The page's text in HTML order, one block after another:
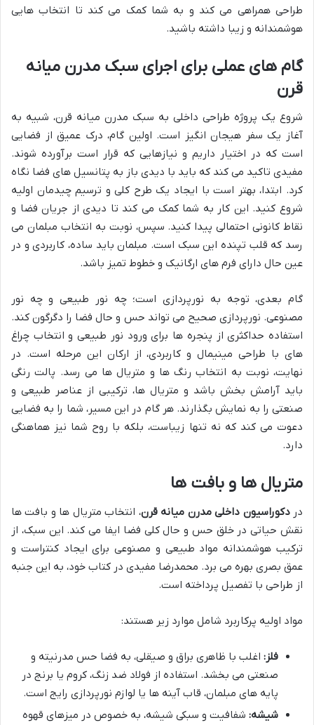
طراحی همراهی می کند و به شما کمک می کند تا انتخاب هایی
هوشمندانه و زیبا داشته باشید.
گام های عملی برای اجرای سبک مدرن میانه
قرن
شروع یک پروژه طراحی داخلی به سبک مدرن میانه قرن، شبیه به
آغاز یک سفر هیجان انگیز است. اولین گام، درک عمیق از فضایی
است که در اختیار داریم و نیازهایی که قرار است برآورده شوند.
مفیدی تاکید می کند که باید با دیدی باز به پتانسیل های فضا نگاه
کرد. ابتدا، بهتر است با ایجاد یک طرح کلی و ترسیم چیدمان اولیه
شروع کنید. این کار به شما کمک می کند تا دیدی از جریان فضا و
نقاط کانونی احتمالی پیدا کنید. سپس، نوبت به انتخاب مبلمان می
رسد که قلب تپنده این سبک است. مبلمان باید ساده، کاربردی و در
عین حال دارای فرم های ارگانیک و خطوط تمیز باشد.
گام بعدی، توجه به نورپردازی است؛ چه نور طبیعی و چه نور
مصنوعی. نورپردازی صحیح می تواند حس و حال فضا را دگرگون کند.
استفاده حداکثری از پنجره ها برای ورود نور طبیعی و انتخاب چراغ
های با طراحی مینیمال و کاربردی، از ارکان این مرحله است. در
نهایت، نوبت به انتخاب رنگ ها و متریال ها می رسد. پالت رنگی
باید آرامش بخش باشد و متریال ها، ترکیبی از عناصر طبیعی و
صنعتی را به نمایش بگذارند. هر گام در این مسیر، شما را به فضایی
دعوت می کند که نه تنها زیباست، بلکه با روح شما نیز هماهنگی
دارد.
متریال ها و بافت ها
دردکوراسیون داخلی مدرن میانه قرن، انتخاب متریال ها و بافت ها
نقش حیاتی در خلق حس و حال کلی فضا ایفا می کند. این سبک، از
ترکیب هوشمندانه مواد طبیعی و مصنوعی برای ایجاد کنتراست و
عمق بصری بهره می برد. محمدرضا مفیدی در کتاب خود، به این جنبه
از طراحی با تفصیل پرداخته است.
مواد اولیه پرکاربرد شامل موارد زیر هستند:
فلز: اغلب با ظاهری براق و صیقلی، به فضا حس مدرنیته و
صنعتی می بخشد. استفاده از فولاد ضد زنگ، کروم یا برنج در
پایه های مبلمان، قاب آینه ها یا لوازم نورپردازی رایج است.
شیشه: شفافیت و سبکی شیشه، به خصوص در میزهای قهوه